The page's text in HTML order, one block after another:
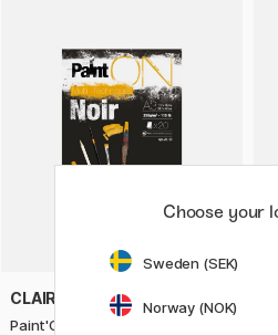
CLAIREFONTAINE
Paint'ON Multi-Techniques Black
Choose your
Sweden (SEK)
Norway (NOK)